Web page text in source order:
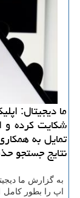
شکایت کرده و
تمایل به
نتایج جستجو
به گزارش ما